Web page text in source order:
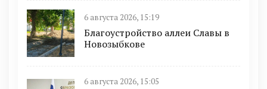
6 августа 2026, 15:19
Благоустройство аллеи Славы в
Новозыбкове
6 августа 2026, 15:05